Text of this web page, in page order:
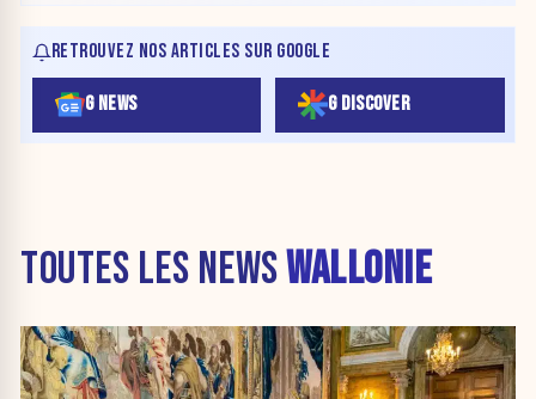
RETROUVEZ NOS ARTICLES SUR GOOGLE
G NEWS G DISCOVER
TOUTES LES NEWSWALLONIE